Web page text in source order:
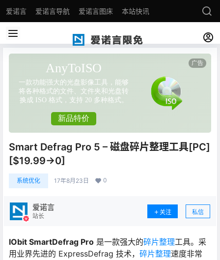
爱诺言 爱诺言导航 爱诺言图床 本站快讯
Smart Defrag Pro 5 – 磁盘碎片整理工具[PC]
[$19.99→0]
系统优化 17年8月23日 0
爱诺言
站长
关注 私信
IObit SmartDefrag Pro 是一款强大的碎片整理工具。采
用业界先进的 ExpressDefrag 技术， 碎片整理速度非常